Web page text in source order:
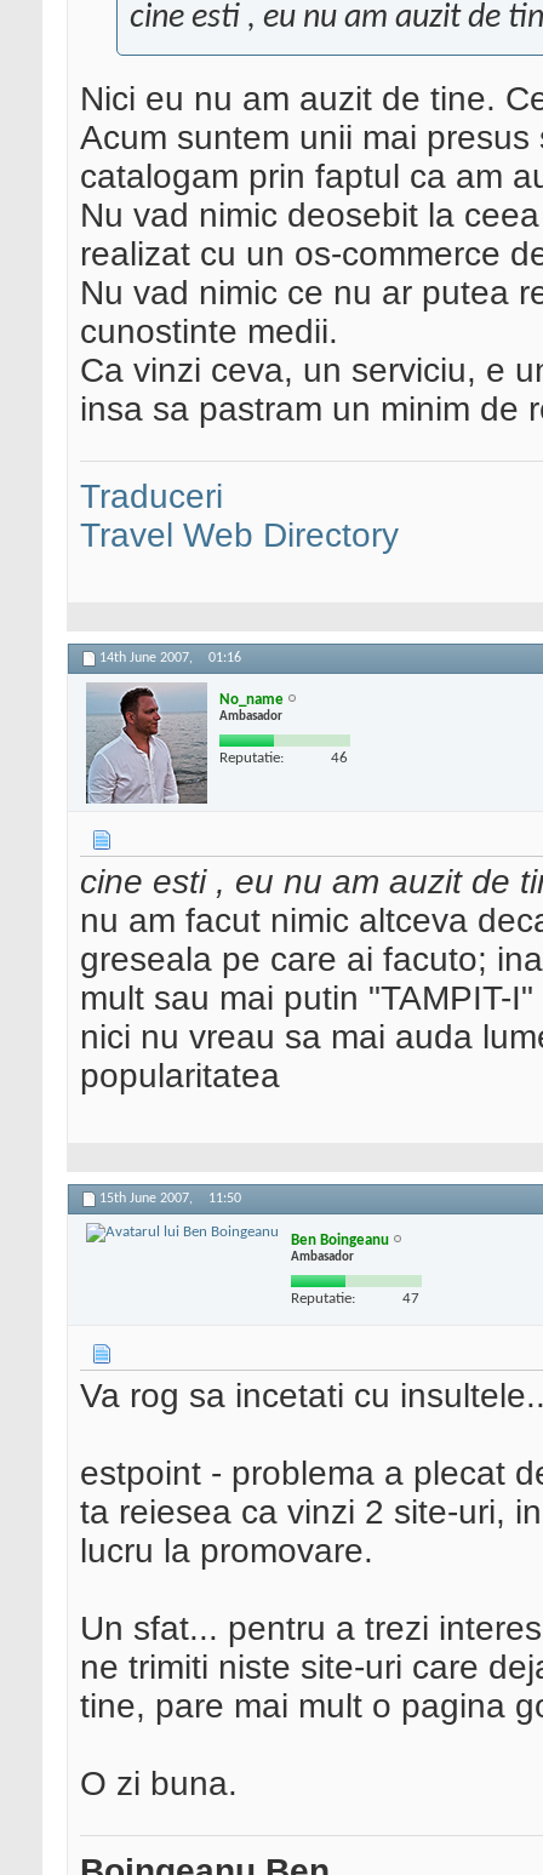
cine esti , eu nu am auzit de
Nici eu nu am auzit de tine.
Acum suntem unii mai
catalogam prin faptul ca am
Nu vad nimic deosebit la
realizat cu un os-commerce
Nu vad nimic ce nu ar putea
cunostinte medii.
Ca vinzi ceva, un serviciu, e
insa sa pastram un minim de
Traduceri
Travel Web Directory
14th June 2007, 01:16
No_name
Ambasador
Reputatie: 46
cine esti , eu nu am auzit de
nu am facut nimic altceva
greseala pe care ai facuto;
mult sau mai putin "TAMPIT-I"
nici nu vreau sa mai auda
popularitatea
15th June 2007, 11:50
Ben Boingeanu
Ambasador
Reputatie: 47
Va rog sa incetati cu
estpoint - problema a plecat
ta reiesea ca vinzi 2 site-uri,
lucru la promovare.
Un sfat... pentru a trezi
ne trimiti niste site-uri care
tine, pare mai mult o pagina
O zi buna.